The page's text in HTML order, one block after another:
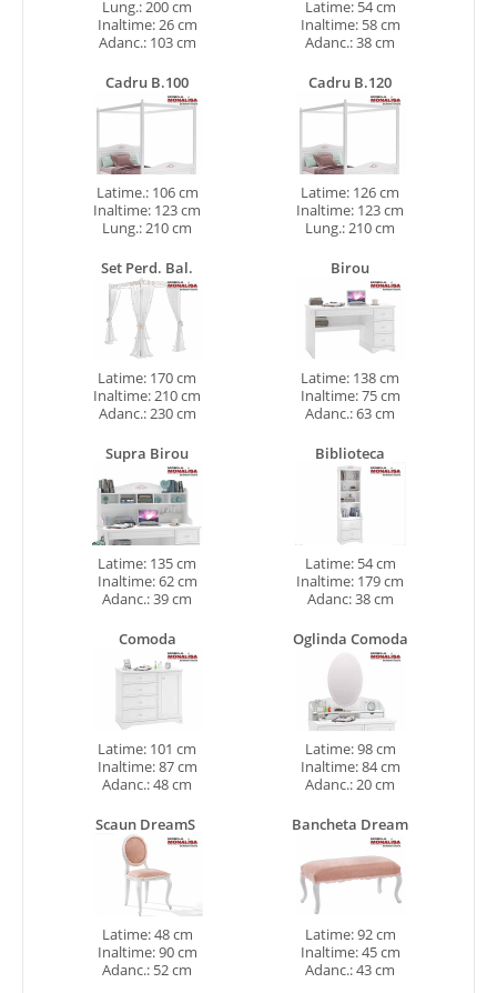
Lung.: 200 cm
Inaltime: 26 cm
Adanc.: 103 cm
Latime: 54 cm
Inaltime: 58 cm
Adanc.: 38 cm
Cadru B.100
Latime.: 106 cm
Inaltime: 123 cm
Lung.: 210 cm
Cadru B.120
Latime: 126 cm
Inaltime: 123 cm
Lung.: 210 cm
Set Perd. Bal.
Latime: 170 cm
Inaltime: 210 cm
Adanc.: 230 cm
Birou
Latime: 138 cm
Inaltime: 75 cm
Adanc.: 63 cm
Supra Birou
Latime: 135 cm
Inaltime: 62 cm
Adanc.: 39 cm
Biblioteca
Latime: 54 cm
Inaltime: 179 cm
Adanc: 38 cm
Comoda
Latime: 101 cm
Inaltime: 87 cm
Adanc.: 48 cm
Oglinda Comoda
Latime: 98 cm
Inaltime: 84 cm
Adanc.: 20 cm
Scaun DreamS
Latime: 48 cm
Inaltime: 90 cm
Adanc.: 52 cm
Bancheta Dream
Latime: 92 cm
Inaltime: 45 cm
Adanc.: 43 cm